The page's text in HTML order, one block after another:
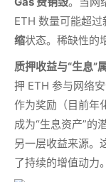
ETH 数量可能超
缩状态。稀缺性的
质押收益与“生息”
押 ETH 参与网络
作为奖励（目前年
成为“生息资产”的
另一层收益来源。
了持续的增值动力。